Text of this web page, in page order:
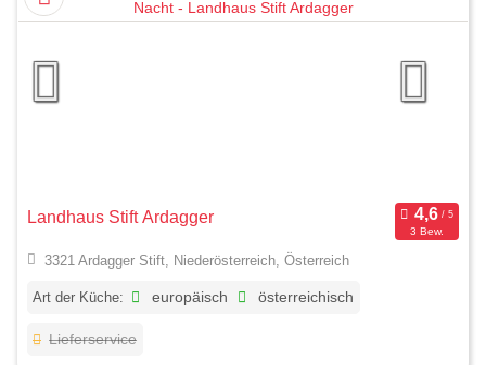
Landhaus Stift Ardagger
3 Bew.
3321 Ardagger Stift, Niederösterreich, Österreich
Art der Küche: europäisch österreichisch
Lieferservice